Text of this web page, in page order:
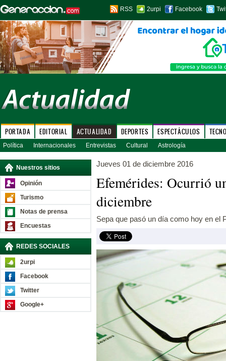
RSS 2urpi Facebook
PORTADA EDITORIAL ACTUALIDAD DEPORTES ESPECTÁCULOS
Política Internacionales Entrevistas Cultural Astrología
Nuestros sitios
Opinión
Turismo
Notas de prensa
Encuestas
REDES SOCIALES
2urpi
Facebook
Twitter
Google+
Jueves 01 de diciembre 2016
Efemérides: Ocurrió
diciembre
Sepa que pasó un día como hoy en el